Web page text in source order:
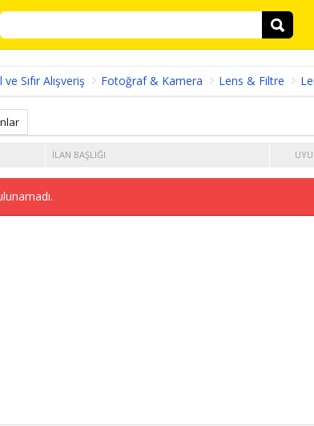
Sıfır Alışveriş Fotoğraf & Kamera Lens & Filtre
İLAN BAŞLIĞI